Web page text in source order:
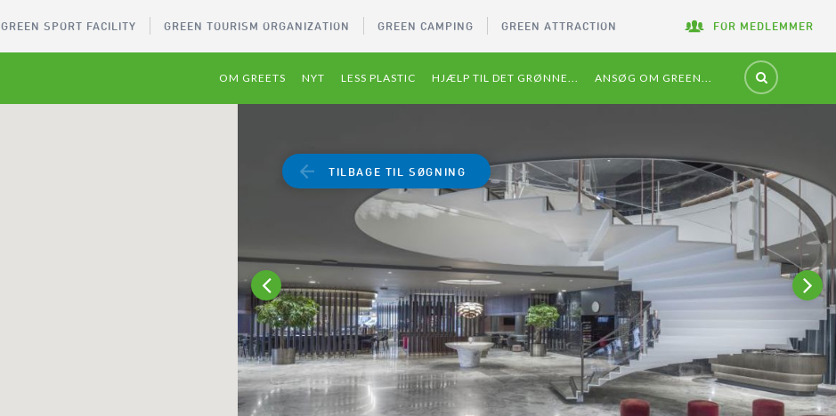
GREEN SPORT FACILITY GREEN TOURISM ORGANIZATION GREEN CAMPING GREEN ATTRACTION FOR MEDLEMMER
OM GREETS NYT LESS PLASTIC HJÆLP TIL DET GRØNNE... ANSØG OM GREEN...
TILBAGE TIL SØGNING